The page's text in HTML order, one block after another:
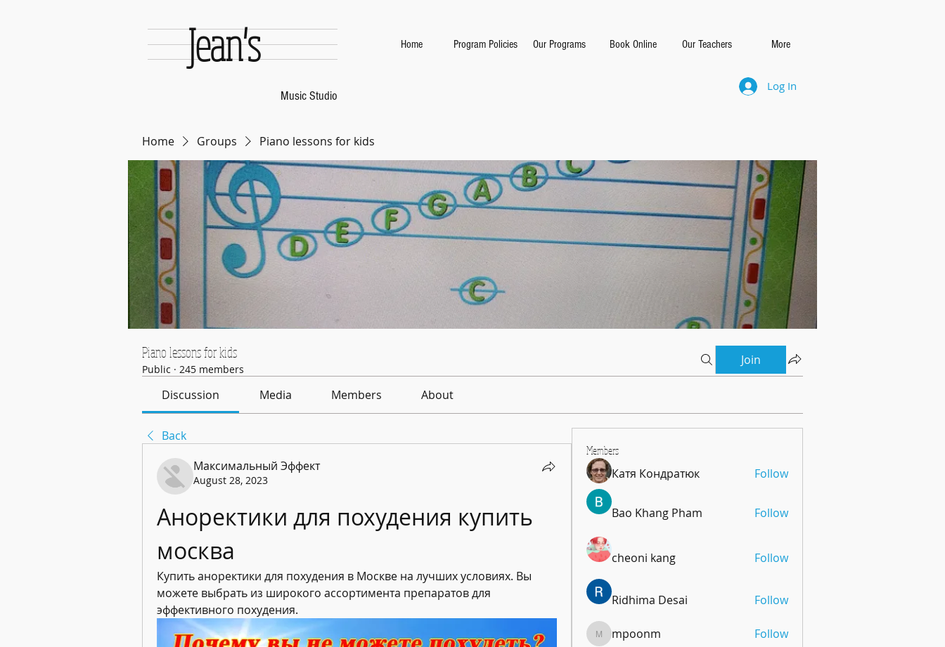
Jean's
Music Studio
Home Program Policies Our Programs Book Online Our Teachers More
Log In
Home Groups Piano lessons for kids
Piano lessons for kids
Public · 245 members
Join
Discussion Media Members About
Back
Максимальный Эффект
August 28, 2023
Аноректики для похудения купить
москва
Купить аноректики для похудения в Москве на лучших условиях. Вы
можете выбрать из широкого ассортимента препаратов для
эффективного похудения.
Members
Катя Кондратюк Follow
Bao Khang Pham Follow
cheoni kang Follow
Ridhima Desai Follow
mpoonm
mpoonm
Follow